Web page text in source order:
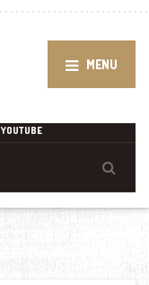
MENU
YOUTUBE